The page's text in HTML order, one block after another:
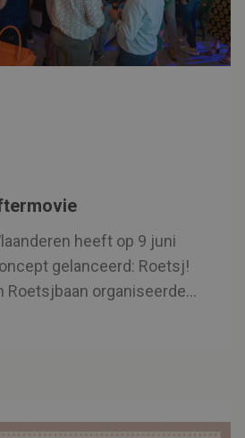
heeft op 9 juni
gelanceerd: Roetsj!
Roetsjbaan organiseerden
organiseren we vanaf
Cows & Stars